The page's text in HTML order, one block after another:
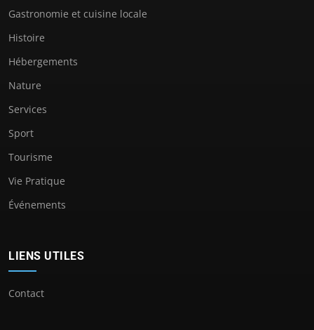
Gastronomie et cuisine locale
Histoire
Hébergements
Nature
Services
Sport
Tourisme
Vie Pratique
Événements
LIENS UTILES
Contact